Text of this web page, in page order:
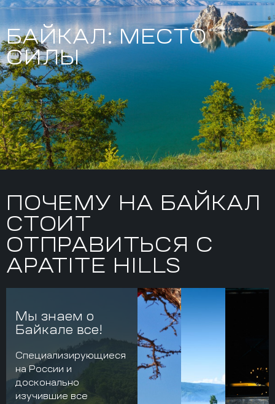
БАЙКАЛ: МЕСТО
СИЛЫ
ПОЧЕМУ НА БАЙКАЛ
СТОИТ
ОТПРАВИТЬСЯ С
APATITE HILLS
Мы знаем о
Байкале все!
Специализирующиеся
на России и
досконально
изучившие все